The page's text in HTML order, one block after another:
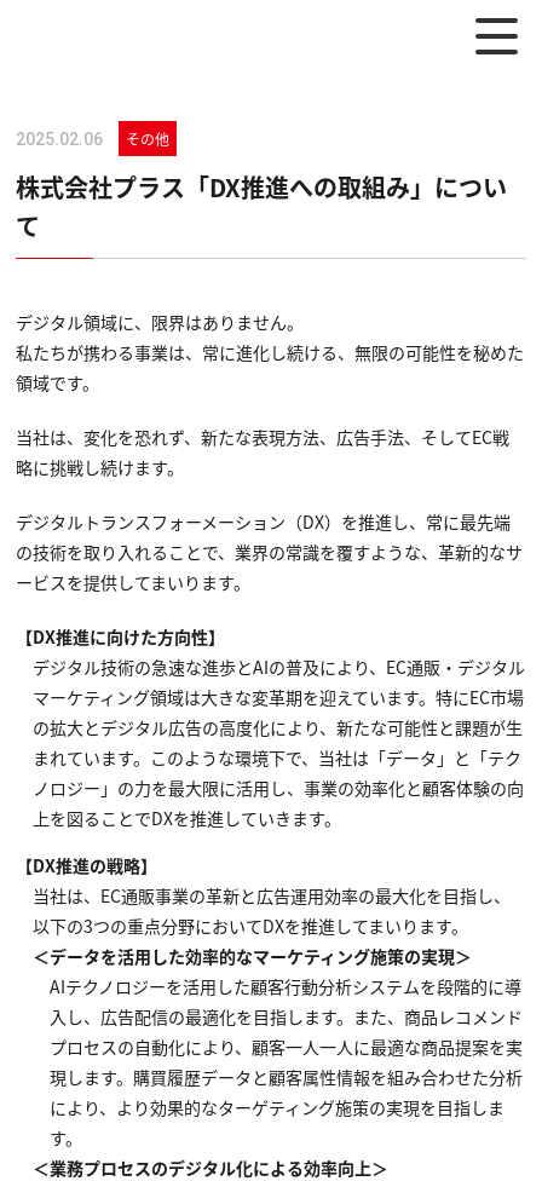
2025.02.06 その他
株式会社プラス「DX推進への取組み」につい
て
デジタル領域に、限界はありません。
私たちが携わる事業は、常に進化し続ける、無限の可能性を秘めた
領域です。
当社は、変化を恐れず、新たな表現方法、広告手法、そしてEC戦
略に挑戦し続けます。
デジタルトランスフォーメーション（DX）を推進し、常に最先端
の技術を取り入れることで、業界の常識を覆すような、革新的なサ
ービスを提供してまいります。
【DX推進に向けた方向性】
デジタル技術の急速な進歩とAIの普及により、EC通販・デジタル
マーケティング領域は大きな変革期を迎えています。特にEC市場
の拡大とデジタル広告の高度化により、新たな可能性と課題が生
まれています。このような環境下で、当社は「データ」と「テク
ノロジー」の力を最大限に活用し、事業の効率化と顧客体験の向
上を図ることでDXを推進していきます。
【DX推進の戦略】
当社は、EC通販事業の革新と広告運用効率の最大化を目指し、
以下の3つの重点分野においてDXを推進してまいります。
＜データを活用した効率的なマーケティング施策の実現＞
AIテクノロジーを活用した顧客行動分析システムを段階的に導
入し、広告配信の最適化を目指します。また、商品レコメンド
プロセスの自動化により、顧客一人一人に最適な商品提案を実
現します。購買履歴データと顧客属性情報を組み合わせた分析
により、より効果的なターゲティング施策の実現を目指しま
す。
＜業務プロセスのデジタル化による効率向上＞